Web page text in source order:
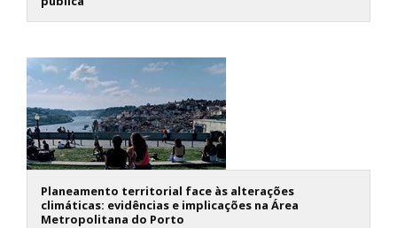
Planeamento territorial face às alterações
climáticas: evidências e implicações na Área
Metropolitana do Porto